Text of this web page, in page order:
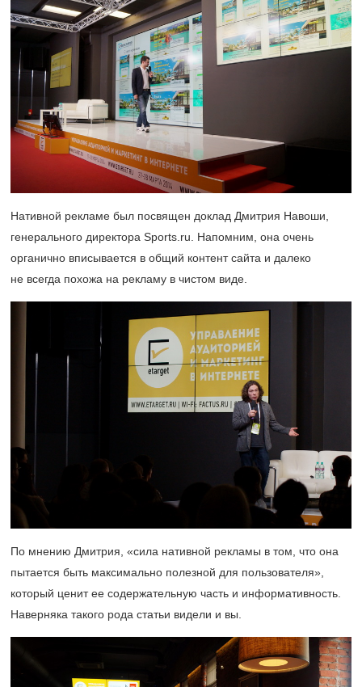
Нативной рекламе был посвящен доклад Дмитрия Навоши,
генерального директора Sports.ru. Напомним, она очень
органично вписывается в общий контент сайта и далеко
не всегда похожа на рекламу в чистом виде.
По мнению Дмитрия, «сила нативной рекламы в том, что она
пытается быть максимально полезной для пользователя»,
который ценит ее содержательную часть и информативность.
Наверняка такого рода статьи видели и вы.